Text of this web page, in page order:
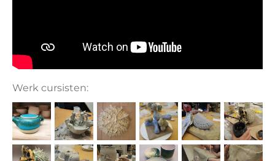
Werk cursisten: